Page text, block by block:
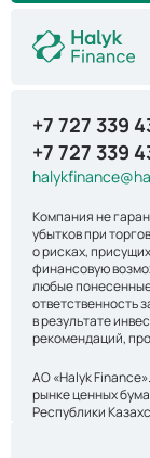
+7 727 339
+7 727 339
Компания не
убытков при
о рисках,
финансовую
любые
ответственность
в результате
рекомендаций,
АО «Halyk Finance».
рынке ценных
Республики